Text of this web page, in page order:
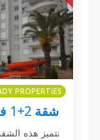
PROPERTIES
تتميز هذه الشقة 2+1 بمساحة استخدام تبلغ 130